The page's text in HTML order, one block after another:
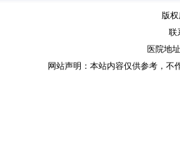
版
联
医院地
网站声明：本站内容仅供参考，不